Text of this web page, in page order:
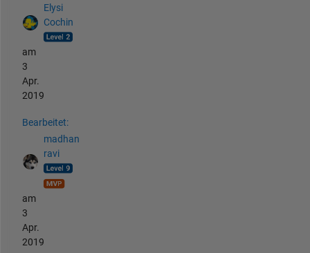
Elysi
Cochin
am
3
Apr.
2019
Bearbeitet:
madhan
ravi
am
3
Apr.
2019